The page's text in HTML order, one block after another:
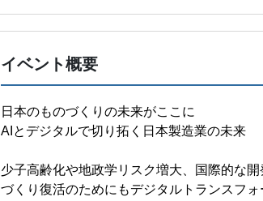
イベント概要
日本のものづくりの未来がここに
AIとデジタルで切り拓く日本製造業の未来
少子高齢化や地政学リスク増大、国際的な
づくり復活のためにもデジタルトランスフ